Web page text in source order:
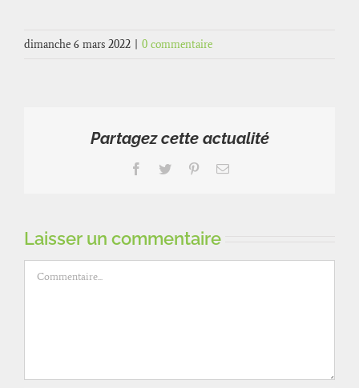
dimanche 6 mars 2022 0 commentaire
Partagez cette actualité
Facebook
Twitter PinterestEmail
Laisser un commentaire
Commentaire